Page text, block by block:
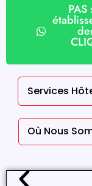
Services
Où Nous